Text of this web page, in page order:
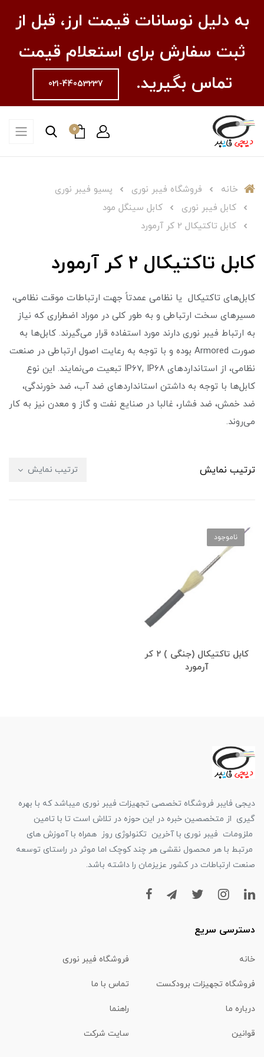
به دلیل نوسانات قیمت ارز، قبل از
ثبت سفارش برای استعلام قیمت
تماس بگیرید.
021-44053237
0
خانه فروشگاه فیبر نوری
پسیو فیبر نوری
کابل فیبر نوری
کابل سینگل مود
کابل تاکتیکال 2 کر آرمورد
کابل تاکتیکال 2 کر آرمورد
کابل‌های تاکتیکال یا نظامی عمدتاً جهت ارتباطات موقت نظامی،
مسیرهای سخت ارتباطی و به طور کلی در موراد اضطراری که نیاز
به ارتباط فیبر نوری دارند مورد استفاده قرار می‌گیرند. کابل‌ها به
صورت Armored بوده و با توجه به رعایت اصول ارتباطی در صنعت
نظامی، از استانداردهای IP67, IP68 تبعیت می‌نمایند. این نوع
کابل‌ها با توجه به داشتن استانداردهای ضد آب، ضد خورندگی،
ضد خمش، ضد فشار، غالبا در صنایع نفت و گاز و معدن نیز به کار
می‌روند.
ترتیب نمایش ترتیب نمایش
کابل تاکتیکال (جنگی ) ۲ کر
آرمورد
ناموجود
دیجی فایبر فروشگاه تخصصی تجهیزات فیبر نوری میباشد که با بهره
گیری از متخصصین خبره در این حوزه در تلاش است تا با تامین
ملزومات فیبر نوری با آخرین تکنولوژی روز همراه با آموزش های
مرتبط با هر محصول نقشی هر چند کوچک اما موثر در راستای توسعه
صنعت ارتباطات در کشور عزیزمان را داشته باشد.
دسترسی سریع
خانه فروشگاه فیبر نوری
فروشگاه تجهیزات برودکست تماس با ما
درباره ما راهنما
قوانین سایت شرکت